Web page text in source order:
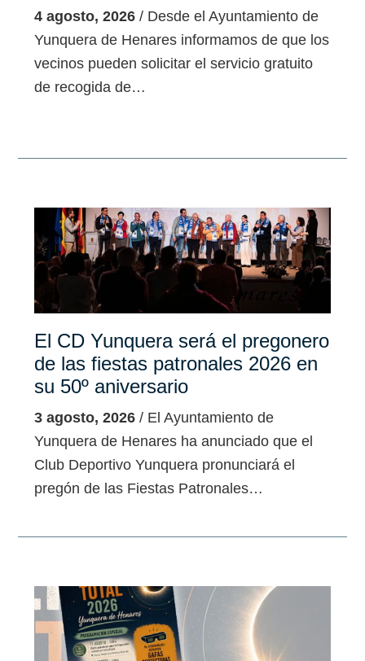
4 agosto, 2026 / Desde el Ayuntamiento de
Yunquera de Henares informamos de que los
vecinos pueden solicitar el servicio gratuito
de recogida de…
El CD Yunquera será el pregonero
de las fiestas patronales 2026 en
su 50º aniversario
3 agosto, 2026 / El Ayuntamiento de
Yunquera de Henares ha anunciado que el
Club Deportivo Yunquera pronunciará el
pregón de las Fiestas Patronales…